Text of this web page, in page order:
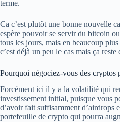
terme.
Ca c’est plutôt une bonne nouvelle
espère pouvoir se servir du bitcoin
tous les jours, mais en beaucoup
c’est déjà un peu le cas mais ça
Pourquoi négociez-vous des cryptos
Forcément ici il y a la volatilité qui
investissement initial, puisque vous
d’avoir fait suffisamment d’airdrops
portefeuille de crypto qui pourra